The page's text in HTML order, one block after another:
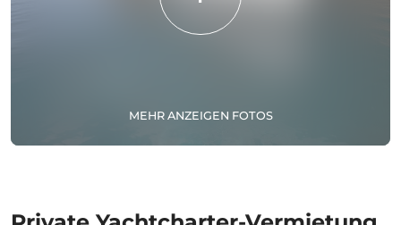
MEHR ANZEIGEN FOTOS